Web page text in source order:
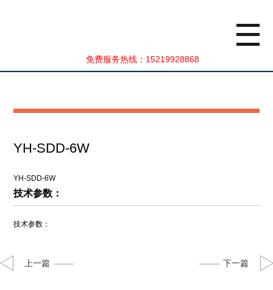
免费服务热线：15219928868
NaN/0
YH-SDD-6W
YH-SDD-6W
技术参数：
技术参数：
上一篇 下一篇